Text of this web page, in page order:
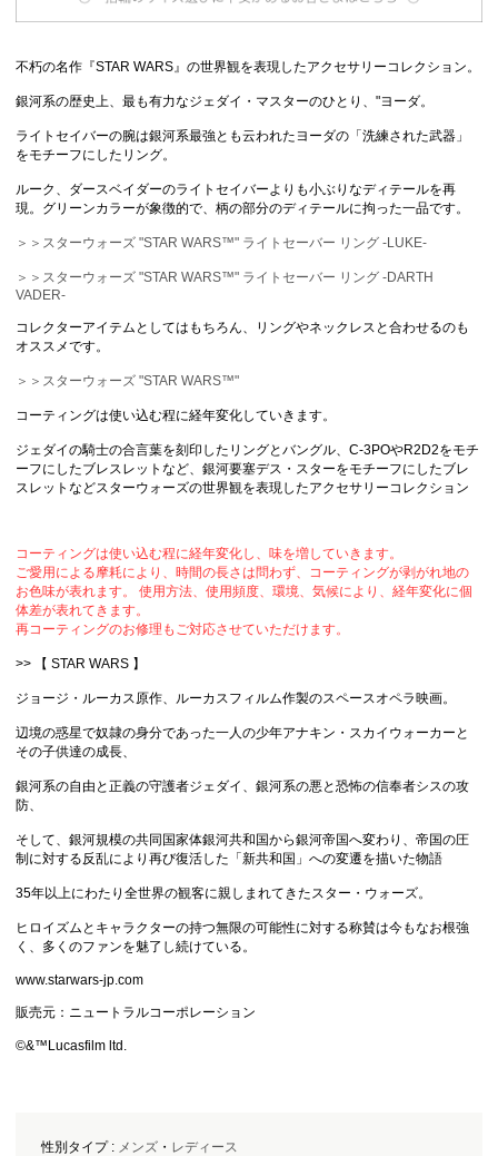
不朽の名作『STAR WARS』の世界観を表現したアクセサリーコレクション。
銀河系の歴史上、最も有力なジェダイ・マスターのひとり、"ヨーダ。
ライトセイバーの腕は銀河系最強とも云われたヨーダの「洗練された武器」
をモチーフにしたリング。
ルーク、ダースベイダーのライトセイバーよりも小ぶりなディテールを再
現。グリーンカラーが象徴的で、柄の部分のディテールに拘った一品です。
＞＞スターウォーズ "STAR WARS™" ライトセーバー リング -LUKE-
＞＞スターウォーズ "STAR WARS™" ライトセーバー リング -DARTH
VADER-
コレクターアイテムとしてはもちろん、リングやネックレスと合わせるのも
オススメです。
＞＞スターウォーズ "STAR WARS™"
コーティングは使い込む程に経年変化していきます。
ジェダイの騎士の合言葉を刻印したリングとバングル、C-3POやR2D2をモチ
ーフにしたブレスレットなど、銀河要塞デス・スターをモチーフにしたブレ
スレットなどスターウォーズの世界観を表現したアクセサリーコレクション
コーティングは使い込む程に経年変化し、味を増していきます。
ご愛用による摩耗により、時間の長さは問わず、コーティングが剥がれ地の
お色味が表れます。 使用方法、使用頻度、環境、気候により、経年変化に個
体差が表れてきます。
再コーティングのお修理もご対応させていただけます。
>> 【 STAR WARS 】
ジョージ・ルーカス原作、ルーカスフィルム作製のスペースオペラ映画。
辺境の惑星で奴隷の身分であった一人の少年アナキン・スカイウォーカーと
その子供達の成長、
銀河系の自由と正義の守護者ジェダイ、銀河系の悪と恐怖の信奉者シスの攻
防、
そして、銀河規模の共同国家体銀河共和国から銀河帝国へ変わり、帝国の圧
制に対する反乱により再び復活した「新共和国」への変遷を描いた物語
35年以上にわたり全世界の観客に親しまれてきたスター・ウォーズ。
ヒロイズムとキャラクターの持つ無限の可能性に対する称賛は今もなお根強
く、多くのファンを魅了し続けている。
www.starwars-jp.com
販売元：ニュートラルコーポレーション
©&™Lucasfilm ltd.
性別タイプ : メンズ・ レディース